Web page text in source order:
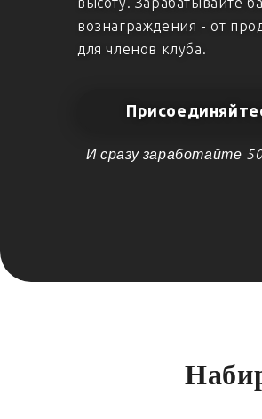
вознаграждения - от
для членов клуба.
И сразу заработайте